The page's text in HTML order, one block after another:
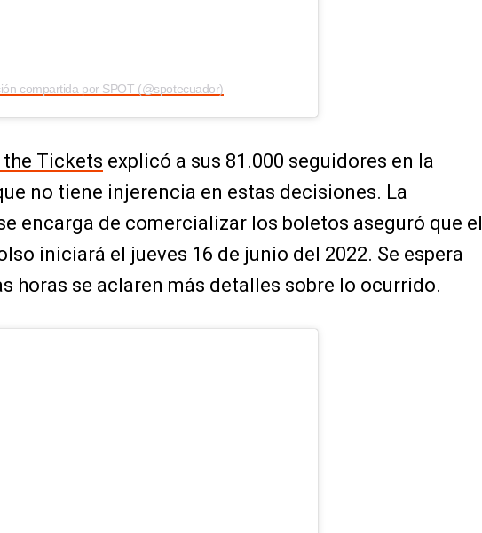
compartida por SPOT (@spotecuador)
the Tickets explicó a sus 81.000 seguidores en la
no tiene injerencia en estas decisiones. La
encarga de comercializar los boletos aseguró que el
iniciará el jueves 16 de junio del 2022. Se espera
horas se aclaren más detalles sobre lo ocurrido.